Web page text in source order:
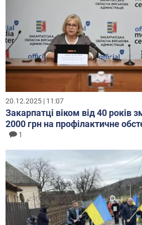
20.12.2025 | 11:07
Закарпатці віком від 40 років
2000 грн на профілактичне
1